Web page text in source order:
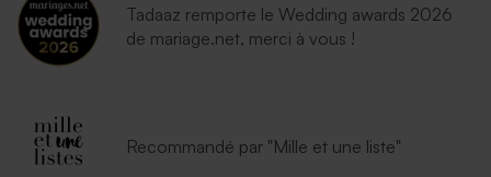
Tadaaz remporte le Wedding awards 2026
de mariage.net, merci à vous !
Recommandé par "Mille et une liste"